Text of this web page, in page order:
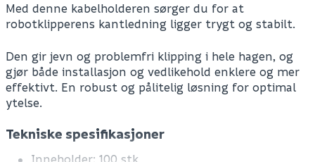
Med denne kabelholderen sørger du for at
robotklipperens kantledning ligger trygt og stabilt.
Den gir jevn og problemfri klipping i hele hagen, og
gjør både installasjon og vedlikehold enklere og mer
effektivt. En robust og pålitelig løsning for optimal
ytelse.
Tekniske spesifikasjoner
Inneholder: 100 stk